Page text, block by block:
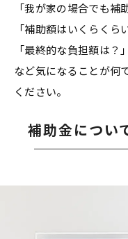
「我が家の場合でも補
「補助額はいくらくら
「最終的な負担額は？」
など気になることが何
ください。
補助金につい